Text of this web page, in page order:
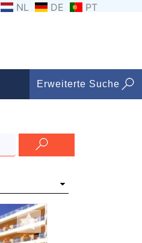
NL DE PT
Erweiterte Suche